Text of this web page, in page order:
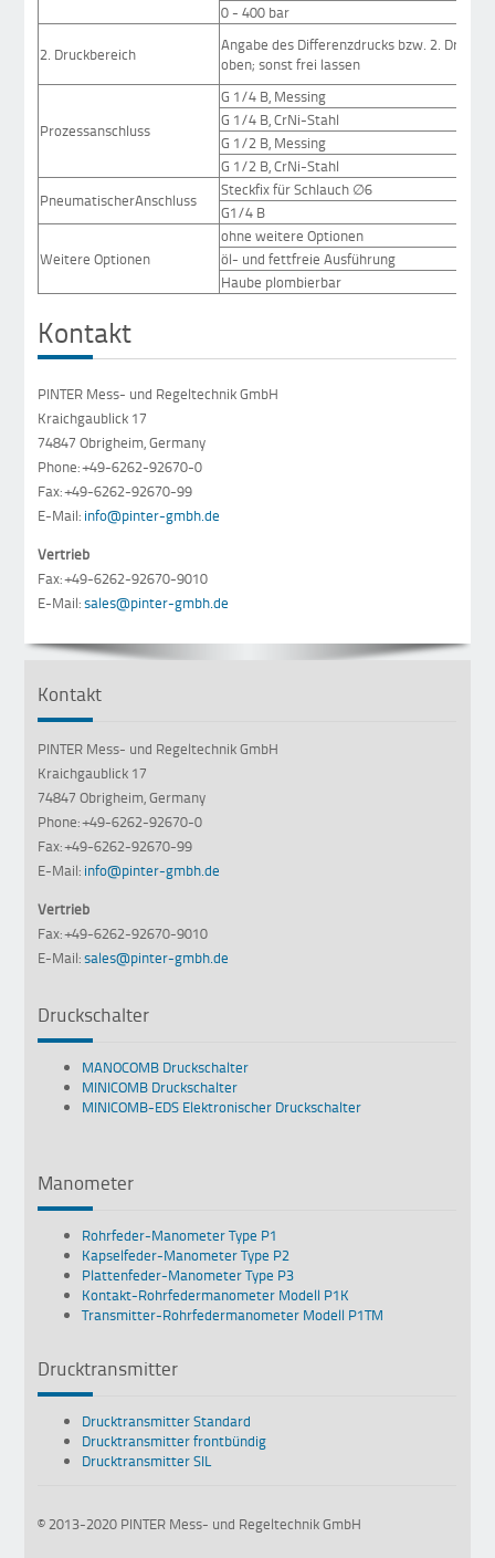
0 - 400 bar
2. Druckbereich
Angabe des Differenzdrucks bzw. 2.
oben; sonst frei lassen
Prozessanschluss
G 1/4 B, Messing
G 1/4 B, CrNi-Stahl
G 1/2 B, Messing
G 1/2 B, CrNi-Stahl
PneumatischerAnschluss
Steckfix für Schlauch ∅6
G1/4 B
Weitere Optionen
ohne weitere Optionen
öl- und fettfreie Ausführung
Haube plombierbar
Kontakt
PINTER Mess- und Regeltechnik GmbH
Kraichgaublick 17
74847 Obrigheim, Germany
Phone: +49-6262-92670-0
Fax: +49-6262-92670-99
E-Mail: info@pinter-gmbh.de
Vertrieb
Fax: +49-6262-92670-9010
E-Mail:sales@pinter-gmbh.de
Kontakt
PINTER Mess- und Regeltechnik GmbH
Kraichgaublick 17
74847 Obrigheim, Germany
Phone: +49-6262-92670-0
Fax: +49-6262-92670-99
E-Mail: info@pinter-gmbh.de
Vertrieb
Fax: +49-6262-92670-9010
E-Mail:sales@pinter-gmbh.de
Druckschalter
MANOCOMB Druckschalter
MINICOMB Druckschalter
MINICOMB-EDS Elektronischer Druckschalter
Manometer
Rohrfeder-Manometer Type P1
Kapselfeder-Manometer Type P2
Plattenfeder-Manometer Type P3
Kontakt-Rohrfedermanometer Modell P1K
Transmitter-Rohrfedermanometer Modell P1TM
Drucktransmitter
Drucktransmitter Standard
Drucktransmitter frontbündig
Drucktransmitter SIL
© 2013-2020 PINTER Mess- und Regeltechnik GmbH